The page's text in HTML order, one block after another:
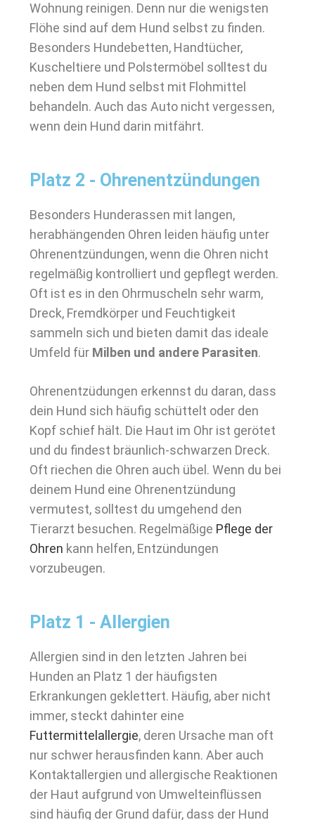
Wohnung reinigen. Denn nur die wenigsten
Flöhe sind auf dem Hund selbst zu finden.
Besonders Hundebetten, Handtücher,
Kuscheltiere und Polstermöbel solltest du
neben dem Hund selbst mit Flohmittel
behandeln. Auch das Auto nicht vergessen,
wenn dein Hund darin mitfährt.
Platz 2 - Ohrenentzündungen
Besonders Hunderassen mit langen,
herabhängenden Ohren leiden häufig unter
Ohrenentzündungen, wenn die Ohren nicht
regelmäßig kontrolliert und gepflegt werden.
Oft ist es in den Ohrmuscheln sehr warm,
Dreck, Fremdkörper und Feuchtigkeit
sammeln sich und bieten damit das ideale
Umfeld für Milben und andere Parasiten.
Ohrenentzüdungen erkennst du daran, dass
dein Hund sich häufig schüttelt oder den
Kopf schief hält. Die Haut im Ohr ist gerötet
und du findest bräunlich-schwarzen Dreck.
Oft riechen die Ohren auch übel. Wenn du bei
deinem Hund eine Ohrenentzündung
vermutest, solltest du umgehend den
Tierarzt besuchen. Regelmäßige Pflege der
Ohren kann helfen, Entzündungen
vorzubeugen.
Platz 1 - Allergien
Allergien sind in den letzten Jahren bei
Hunden an Platz 1 der häufigsten
Erkrankungen geklettert. Häufig, aber nicht
immer, steckt dahinter eine
Futtermittelallergie, deren Ursache man oft
nur schwer herausfinden kann. Aber auch
Kontaktallergien und allergische Reaktionen
der Haut aufgrund von Umwelteinflüssen
sind häufig der Grund dafür, dass der Hund